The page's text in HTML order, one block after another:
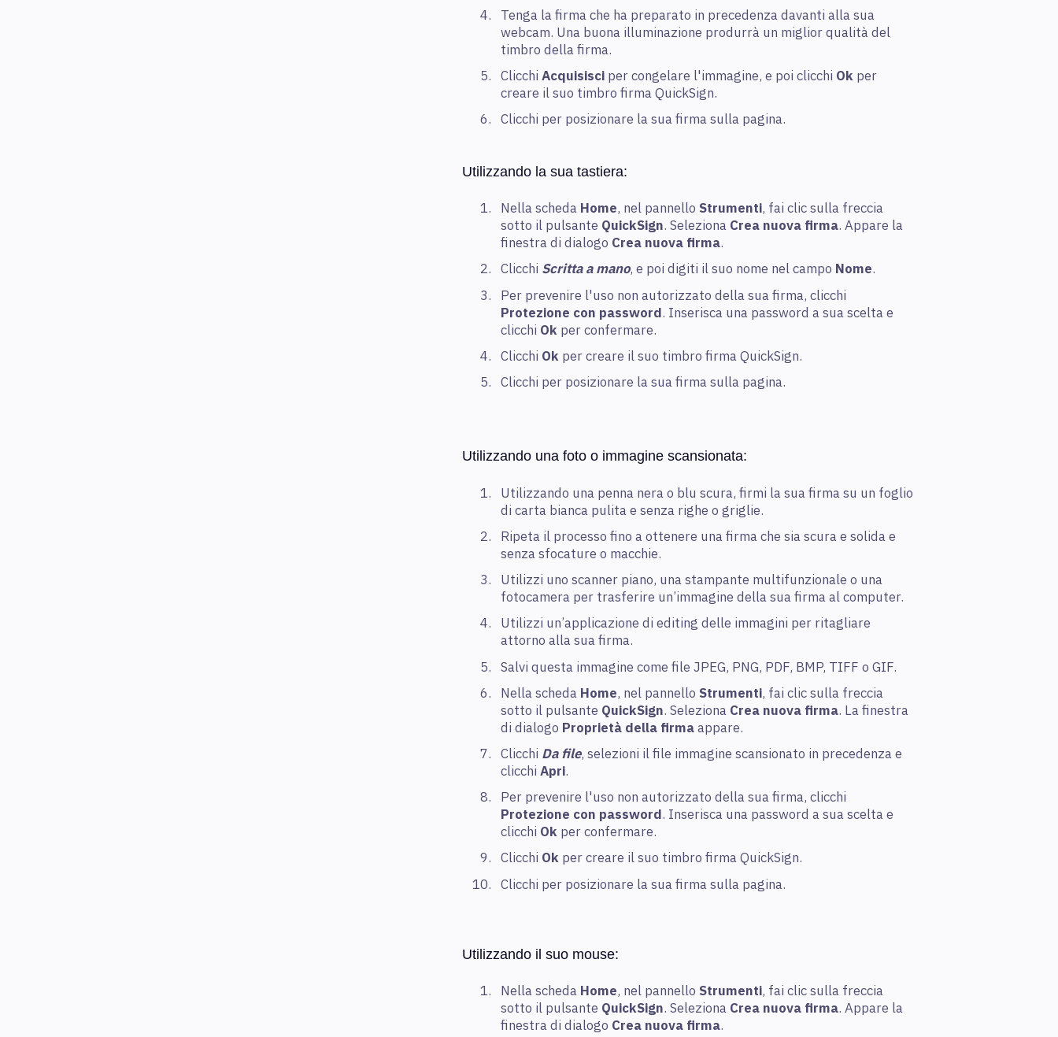
Tenga la firma che ha preparato in precedenza davanti alla sua
webcam. Una buona illuminazione produrrà un miglior qualità del
timbro della firma.
Clicchi Acquisisci per congelare l'immagine, e poi clicchi Ok per
creare il suo timbro firma QuickSign.
Clicchi per posizionare la sua firma sulla pagina.
Utilizzando la sua tastiera:
Nella scheda Home, nel pannello Strumenti, fai clic sulla freccia
sotto il pulsante QuickSign. Seleziona Crea nuova firma. Appare la
finestra di dialogo Crea nuova firma.
Clicchi Scritta a mano, e poi digiti il suo nome nel campo Nome.
Per prevenire l'uso non autorizzato della sua firma, clicchi
Protezione con password. Inserisca una password a sua scelta e
clicchi Ok per confermare.
Clicchi Ok per creare il suo timbro firma QuickSign.
Clicchi per posizionare la sua firma sulla pagina.
Utilizzando una foto o immagine scansionata:
Utilizzando una penna nera o blu scura, firmi la sua firma su un foglio
di carta bianca pulita e senza righe o griglie.
Ripeta il processo fino a ottenere una firma che sia scura e solida e
senza sfocature o macchie.
Utilizzi uno scanner piano, una stampante multifunzionale o una
fotocamera per trasferire un’immagine della sua firma al computer.
Utilizzi un’applicazione di editing delle immagini per ritagliare
attorno alla sua firma.
Salvi questa immagine come file JPEG, PNG, PDF, BMP, TIFF o GIF.
Nella scheda Home, nel pannello Strumenti, fai clic sulla freccia
sotto il pulsante QuickSign. Seleziona Crea nuova firma. La finestra
di dialogo Proprietà della firmaappare.
Clicchi Da file, selezioni il file immagine scansionato in precedenza e
clicchi Apri.
Per prevenire l'uso non autorizzato della sua firma, clicchi
Protezione con password. Inserisca una password a sua scelta e
clicchi Ok per confermare.
Clicchi Ok per creare il suo timbro firma QuickSign.
Clicchi per posizionare la sua firma sulla pagina.
Utilizzando il suo mouse:
Nella scheda Home, nel pannello Strumenti, fai clic sulla freccia
sotto il pulsante QuickSign. Seleziona Crea nuova firma. Appare la
finestra di dialogo Crea nuova firma.